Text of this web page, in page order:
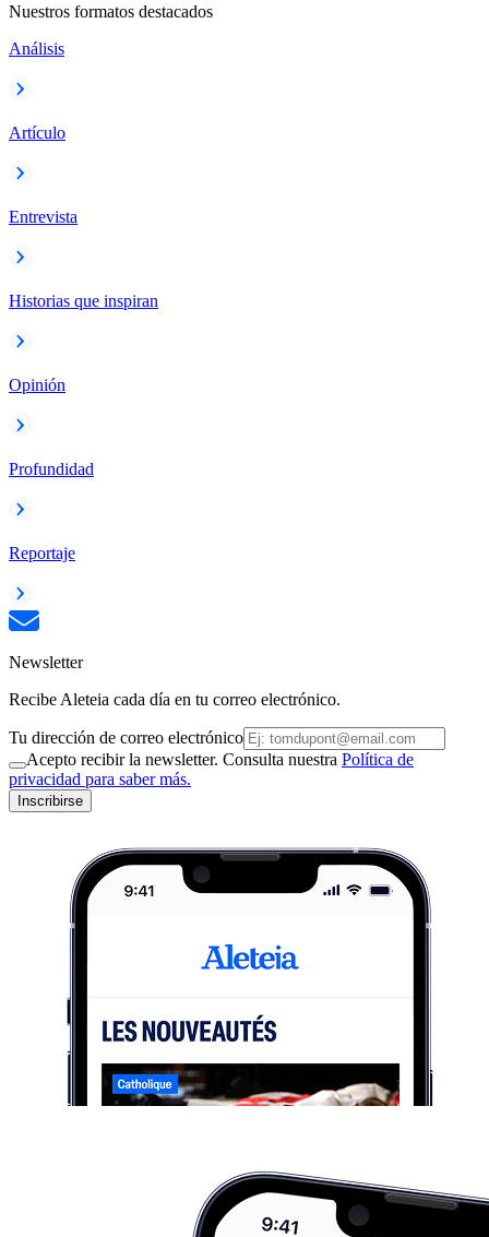
Nuestros formatos destacados
Análisis
Artículo
Entrevista
Historias que inspiran
Opinión
Profundidad
Reportaje
Newsletter
Recibe Aleteia cada día en tu correo electrónico.
Tu dirección de correo electrónico
Acepto recibir la newsletter. Consulta nuestra Política de
privacidad para saber más.
Inscribirse